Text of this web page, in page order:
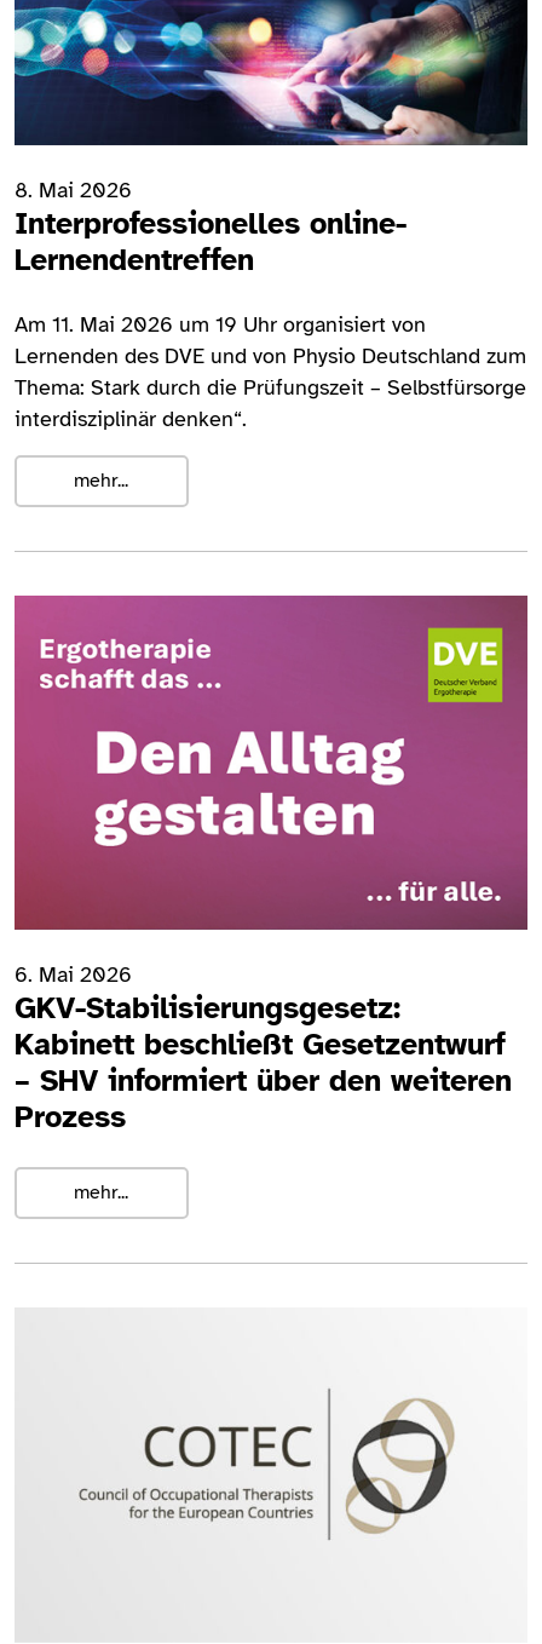
8. Mai 2026
Interprofessionelles online-
Lernendentreffen
Am 11. Mai 2026 um 19 Uhr organisiert von
Lernenden des DVE und von Physio Deutschland zum
Thema: Stark durch die Prüfungszeit – Selbstfürsorge
interdisziplinär denken“.
mehr...
6. Mai 2026
GKV-Stabilisierungsgesetz:
Kabinett beschließt Gesetzentwurf
– SHV informiert über den weiteren
Prozess
mehr...